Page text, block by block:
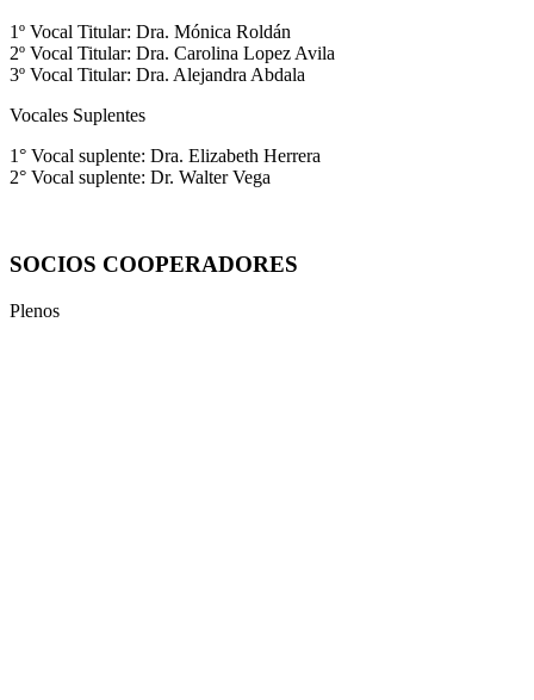
1º Vocal Titular: Dra. Mónica Roldán
2º Vocal Titular: Dra. Carolina Lopez Avila
3º Vocal Titular: Dra. Alejandra Abdala
Vocales Suplentes
1° Vocal suplente: Dra. Elizabeth Herrera
2° Vocal suplente: Dr. Walter Vega
SOCIOS COOPERADORES
Plenos